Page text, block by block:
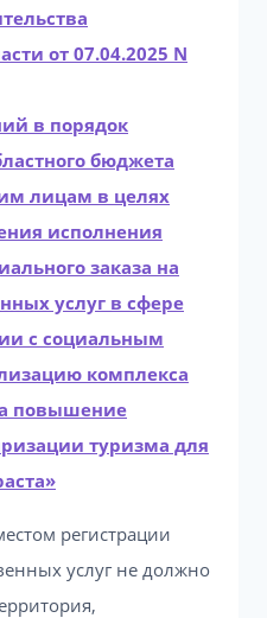
от 07.04.2025 N
в порядок
бюджета
лицам в целях
исполнения
заказа на
услуг в сфере
с социальным
комплекса
повышение
туризма для
регистрации
услуг не должно